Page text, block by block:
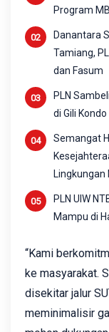
Program
Danantara
Tamiang,
dan Fasum
PLN
di Gili Kondo
Semangat
Lingkungan
PLN UIW
Mampu di
“Kami
ke masyarakat.
disekitar jalur
meminimalisir